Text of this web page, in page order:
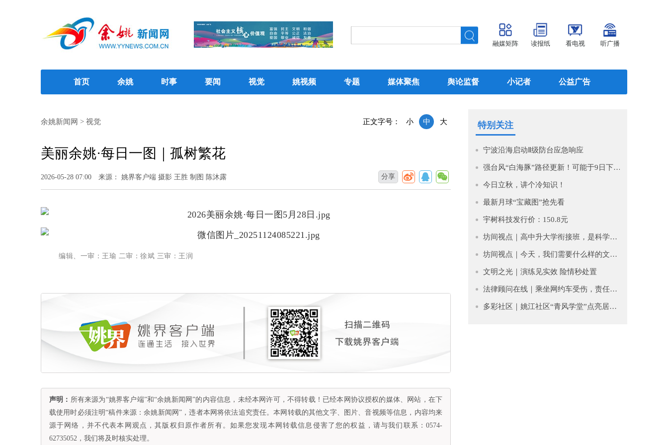
融媒矩阵 读报纸 看电视 听广播
首页 余姚 时事 要闻 视觉 姚视频 专题 媒体聚焦 舆论监督 小记者 公益广告
正文字号： 小 中 大
余姚新闻网 > 视觉
美丽余姚·每日一图｜孤树繁花
2026-05-28 07:00 来源： 姚界客户端 摄影 王胜 制图 陈沐露 分享
编辑、一审：王瑜 二审：徐斌 三审：王润
声明： 所有来源为“姚界客户端”和“余姚新闻网”的内容信息，未经本网许可，不得转载！已经本网协议授权的媒体、网站，在下
载使用时必须注明“稿件来源：余姚新闻网”，违者本网将依法追究责任。本网转载的其他文字、图片、音视频等信息，内容均来
源于网络，并不代表本网观点，其版权归原作者所有。如果您发现本网转载信息侵害了您的权益，请与我们联系：0574-
62735052，我们将及时核实处理。
特别关注
宁波沿海启动Ⅱ级防台应急响应
强台风“白海豚”路径更新！可能于9日下午至10日早晨在浙江到福建北部沿海地区登陆！
今日立秋，讲个冷知识！
最新月球“宝藏图”抢先看
宇树科技发行价：150.8元
坊间视点｜高中升大学衔接班，是科学过渡还是贩卖焦虑？
坊间视点｜今天，我们需要什么样的文学？
文明之光｜​演练见实效 险情秒处置
法律顾问在线｜乘坐网约车受伤，责任谁担？
多彩社区｜姚江社区“青风学堂”点亮居民文化生活